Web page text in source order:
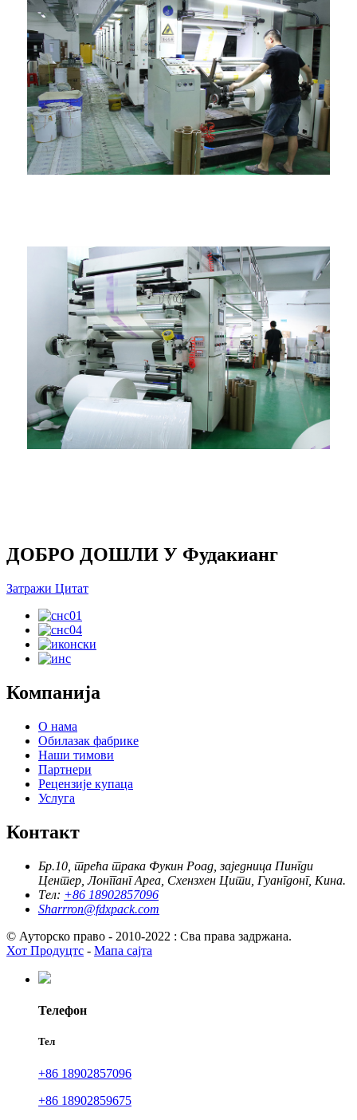
ДОБРО ДОШЛИ У Фудакианг
Затражи Цитат
Компанија
О нама
Обилазак фабрике
Наши тимови
Партнери
Рецензије купаца
Услуга
Контакт
Бр.10, трећа трака Фукин Роад, заједница Пингди
Центер, Лонгганг Ареа, Схензхен Цити, Гуангдонг, Кина.
Тел: +86 18902857096
Sharrron@fdxpack.com
© Ауторско право - 2010-2022 : Сва права задржана.
Хот Продуцтс - Мапа сајта
Телефон
Тел
+86 18902857096
+86 18902859675